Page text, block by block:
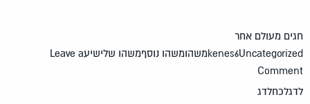
מעולם אחר
kenes6משהומשהו נוסףמשהו שלישיעLeave a